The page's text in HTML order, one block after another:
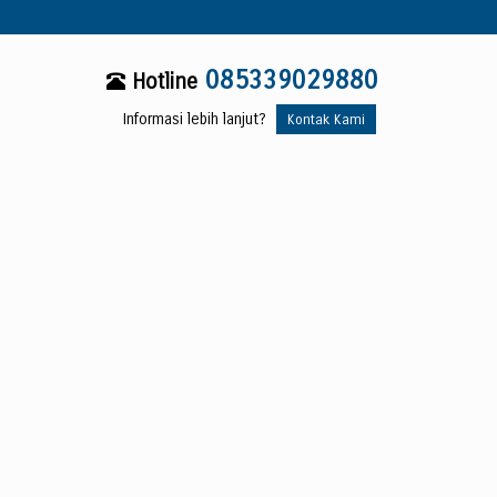
Hotline 085339029880
Informasi lebih lanjut? Kontak Kami